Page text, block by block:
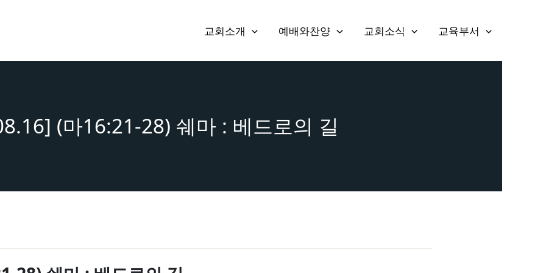
교회소개 예배와찬양 교회소식 교육부서
(마16:21-28) 쉐마 : 베드로의 길